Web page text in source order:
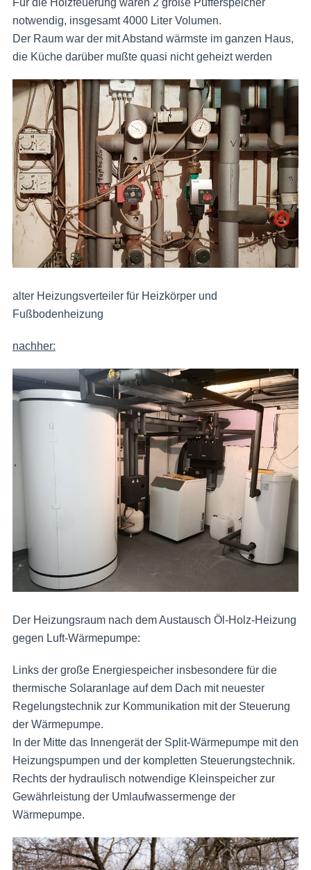
Für die Holzfeuerung waren 2 große Pufferspeicher
notwendig, insgesamt 4000 Liter Volumen.
Der Raum war der mit Abstand wärmste im ganzen Haus,
die Küche darüber mußte quasi nicht geheizt werden
alter Heizungsverteiler für Heizkörper und
Fußbodenheizung
nachher:
Der Heizungsraum nach dem Austausch Öl-Holz-Heizung
gegen Luft-Wärmepumpe:
Links der große Energiespeicher insbesondere für die
thermische Solaranlage auf dem Dach mit neuester
Regelungstechnik zur Kommunikation mit der Steuerung
der Wärmepumpe.
In der Mitte das Innengerät der Split-Wärmepumpe mit den
Heizungspumpen und der kompletten Steuerungstechnik.
Rechts der hydraulisch notwendige Kleinspeicher zur
Gewährleistung der Umlaufwassermenge der
Wärmepumpe.